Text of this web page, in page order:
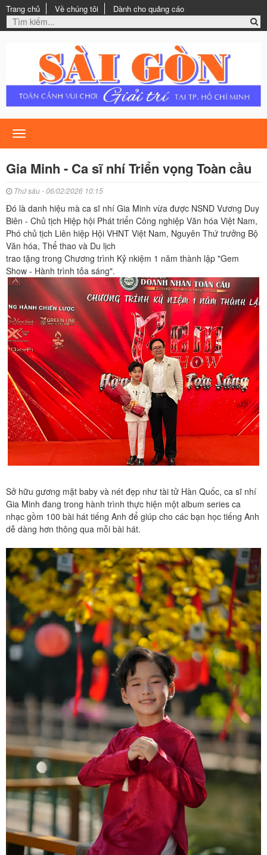
Trang chủ Về chúng tôi Dành cho quảng cáo
Toggle
navigation
Gia Minh - Ca sĩ nhí Triển vọng Toàn cầu
Thứ sáu - 06/02/2026 10:15
Đó là danh hiệu mà ca sĩ nhí Gia Minh vừa được NSND Vương Duy
Biên - Chủ tịch Hiệp hội Phát triển Công nghiệp Văn hóa Việt Nam,
Phó chủ tịch Liên hiệp Hội VHNT Việt Nam, Nguyên Thứ trưởng Bộ
Văn hóa, Thể thao và Du lịch
trao tặng trong Chương trình Kỷ nkiệm 1 năm thành lập "Gem
Show - Hành trình tỏa sáng".
Sở hữu gương mặt baby và nét đẹp như tài tử Hàn Quốc, ca sĩ nhí
Gia Minh đang trong hành trình thực hiện một album series ca
nhạc gồm 100 bài hát tiếng Anh để giúp cho các bạn học tiếng Anh
dễ dàng hơn thông qua mỗi bài hát.